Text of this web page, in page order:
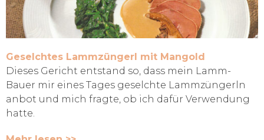
Geselchtes Lammzüngerl mit Mangold
Dieses Gericht entstand so, dass mein Lamm-
Bauer mir eines Tages geselchte Lammzüngerln
anbot und mich fragte, ob ich dafür Verwendung
hatte.